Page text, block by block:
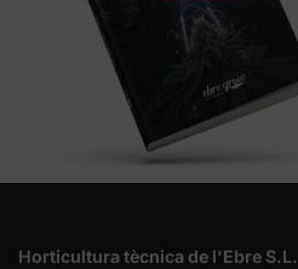
Horticultura tècnica de l'Ebre S.L.